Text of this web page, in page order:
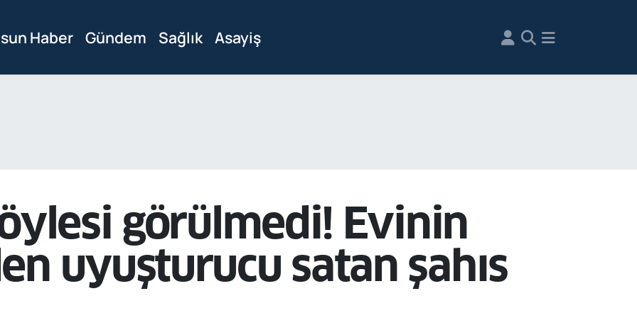
Haber Gündem Sağlık Asayiş
görülmedi! Evinin
uyuşturucu satan şahıs